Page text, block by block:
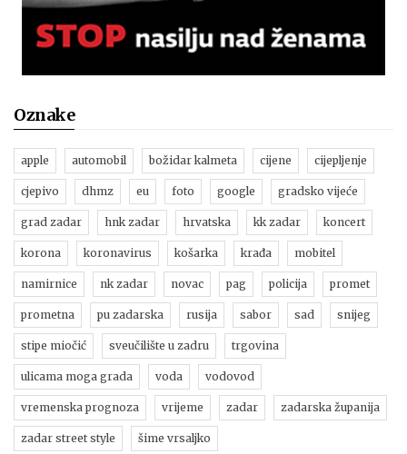
Oznake
apple automobil božidar kalmeta cijene cijepljenje
cjepivo dhmz eu foto google gradsko vijeće
grad zadar hnk zadar hrvatska kk zadar koncert
korona koronavirus košarka krađa mobitel
namirnice nk zadar novac pag policija promet
prometna pu zadarska rusija sabor sad snijeg
stipe miočić sveučilište u zadru trgovina
ulicama moga grada voda vodovod
vremenska prognoza vrijeme zadar zadarska županija
zadar street style šime vrsaljko